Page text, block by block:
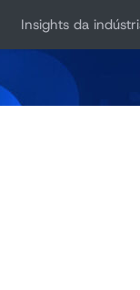
Insights da